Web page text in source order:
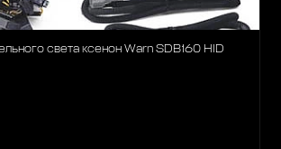
света ксенон Warn SDB160 HID